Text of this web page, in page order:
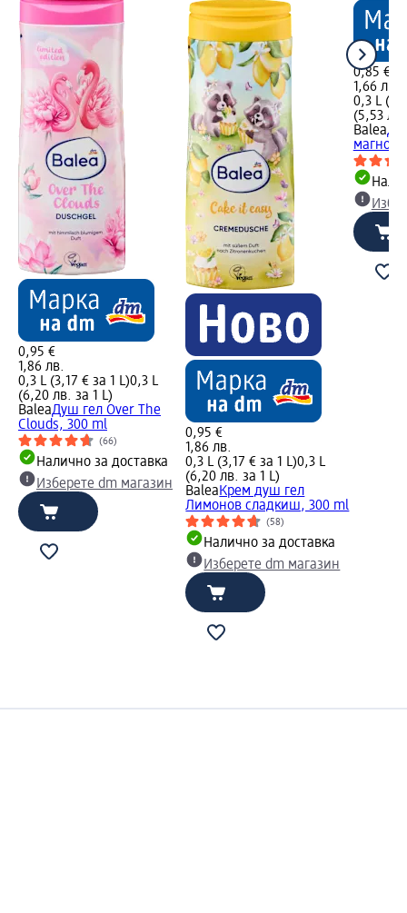
0,95 €
1,86 лв.
0,3 L (3,17 € за 1 L)0,3 L
(6,20 лв. за 1 L)
BaleaДуш гел Over The
Clouds, 300 ml
(66)
Налично за доставка
Изберете dm магазин
0,95 €
1,86 лв.
0,3 L (3,17 € за 1 L)0,3 L
(6,20 лв. за 1 L)
BaleaКрем душ гел
Лимонов сладкиш, 300 ml
(58)
Налично за доставка
Изберете dm магазин
0,85 €
1,66 лв.
0,3 L
(5,53
Balea